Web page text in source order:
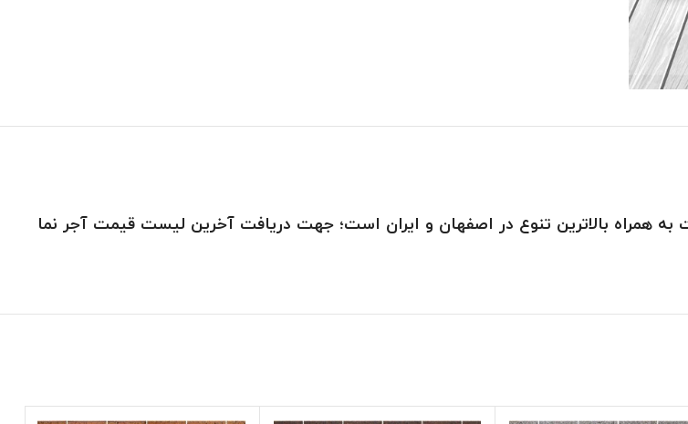
به همراه بالاترین تنوع در اصفهان و ایران است؛ جهت دریافت آخرین لیست قیمت آجر نما